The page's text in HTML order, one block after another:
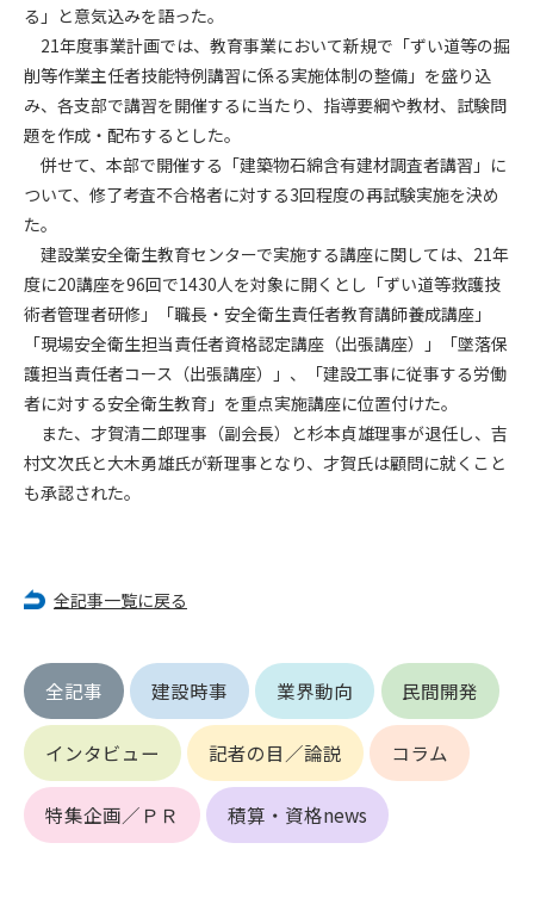
る」と意気込みを語った。
21年度事業計画では、教育事業において新規で「ずい道等の掘
削等作業主任者技能特例講習に係る実施体制の整備」を盛り込
み、各支部で講習を開催するに当たり、指導要綱や教材、試験問
題を作成・配布するとした。
併せて、本部で開催する「建築物石綿含有建材調査者講習」に
ついて、修了考査不合格者に対する3回程度の再試験実施を決め
た。
建設業安全衛生教育センターで実施する講座に関しては、21年
度に20講座を96回で1430人を対象に開くとし「ずい道等救護技
術者管理者研修」「職長・安全衛生責任者教育講師養成講座」
「現場安全衛生担当責任者資格認定講座（出張講座）」「墜落保
護担当責任者コース（出張講座）」、「建設工事に従事する労働
者に対する安全衛生教育」を重点実施講座に位置付けた。
また、才賀清二郎理事（副会長）と杉本貞雄理事が退任し、吉
村文次氏と大木勇雄氏が新理事となり、才賀氏は顧問に就くこと
も承認された。
全記事一覧に戻る
全記事 建設時事 業界動向 民間開発
インタビュー 記者の目／論説 コラム
特集企画／ＰＲ 積算・資格news
(1) 会員申し込みをした者が実在しなかった場合
(2) 本規約に違反した場合/li>
(3) 会員申し込みの際、申告事項に虚偽があった場合
(4) 会員申込者が管理者所定の手続き通りに会員申込手続き処
理を行わなかった場合
(5) その他管理者が会員とすることを不適当と判断した場合
2. 管理者は承認後であっても承認した会員が前項の何れかに該
当することが判明した場合、会員資格を取り消すことがあり
第5条（IDおよびパスワードの管理）
1. 会員は申込の際に管理者が発行したIDおよびパスワードの使
用および管理について責任を負うものとします。
2. 会員は、自己のIDおよびパスワードを、貸与、譲渡、売買、
その他形態を問わず、第三者に利用させることはできませ
ん。
3. 会員は、IDおよびパスワードの管理不十分、使用上の過誤、
第三者（他の会員を含む）の使用等による損害について責任
を負うものとし、管理者は一切責任を負いません。
す。
る行為
(2) 第三者または管理者の財産、プライバシー等を侵害する行
為
(3) 第三者または管理者を誹謗中傷する行為
(4) 有害なコンピュータプログラム等を送信又は書き込む行為
(5) 第三者に不利益を与える行為
(6) 管理者が承認していない営利を目的とした行為